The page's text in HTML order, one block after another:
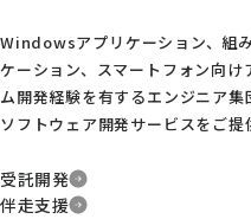
Windowsアプリケーション、組
ケーション、スマートフォン向
ム開発経験を有するエンジニア
ソフトウェア開発サービスをご提
受託開発
伴走支援